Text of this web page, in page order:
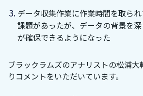
データ収集作業に作業時間を取ら
課題があったが、データの背景を
が確保できるようになった
ブラックラムズのアナリストの松浦
りコメントをいただいています。